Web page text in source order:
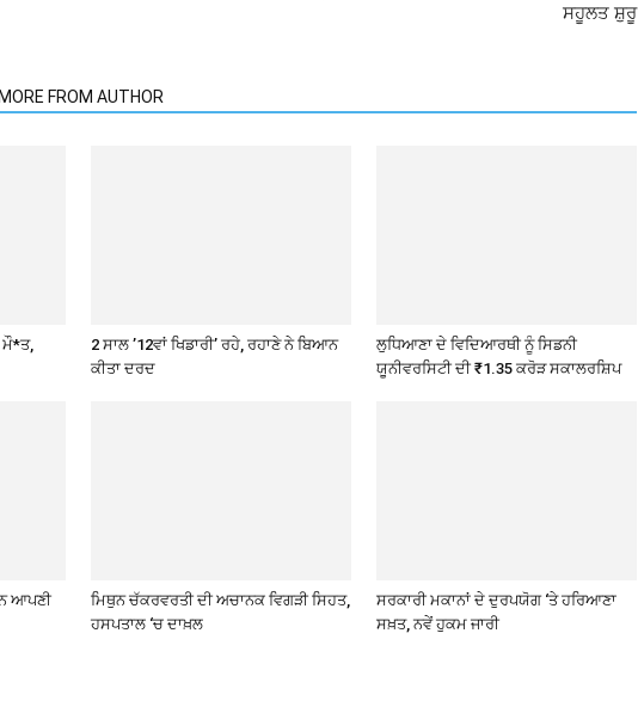
ਸਹੂਲਤ ਸ਼ੁਰੂ
MORE FROM AUTHOR
ਮੌ*ਤ,
2 ਸਾਲ ’12ਵਾਂ ਖਿਡਾਰੀ’ ਰਹੇ, ਰਹਾਣੇ ਨੇ ਬਿਆਨ
ਕੀਤਾ ਦਰਦ
ਲੁਧਿਆਣਾ ਦੇ ਵਿਦਿਆਰਥੀ ਨੂੰ ਸਿਡਨੀ
ਯੂਨੀਵਰਸਿਟੀ ਦੀ ₹1.35 ਕਰੋੜ ਸਕਾਲਰਸ਼ਿਪ
ਆਪਣੀ
ਮਿਥੁਨ ਚੱਕਰਵਰਤੀ ਦੀ ਅਚਾਨਕ ਵਿਗੜੀ ਸਿਹਤ,
ਹਸਪਤਾਲ ‘ਚ ਦਾਖ਼ਲ
ਸਰਕਾਰੀ ਮਕਾਨਾਂ ਦੇ ਦੁਰਪਯੋਗ ‘ਤੇ ਹਰਿਆਣਾ
ਸਖ਼ਤ, ਨਵੇਂ ਹੁਕਮ ਜਾਰੀ